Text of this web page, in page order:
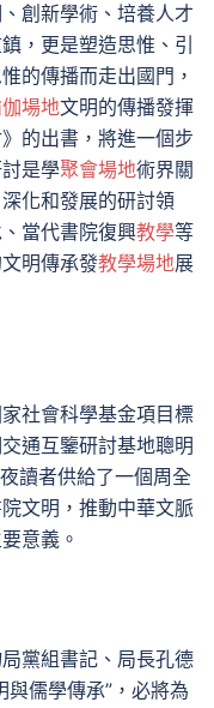
創新學術、培養人才
，更是塑造思惟、引
的傳播而走出國門，
場地文明的傳播發揮
的出書，將進一個步
是學聚會場地術界關
化和發展的研討領
當代書院復興教學等
明傳承發教學場地展
社會科學基金項目標
通互鑒研討基地聰明
讀者供給了一個周全
文明，推動中華文脈
意義。
黨組書記、局長孔德
儒學傳承”，必將為